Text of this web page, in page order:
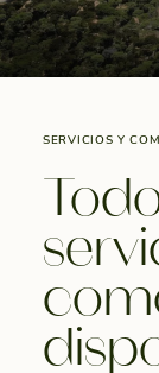
SERVICIOS Y